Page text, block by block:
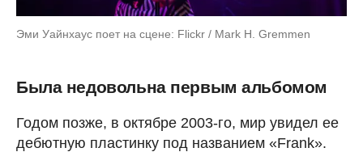
Эми Уайнхаус поет на сцене: Flickr / Mark H. Gremmen
Была недовольна первым альбомом
Годом позже, в октябре 2003-го, мир увидел ее
дебютную пластинку под названием «Frank».